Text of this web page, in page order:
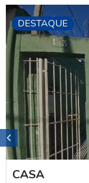
DESTAQUE
CASA